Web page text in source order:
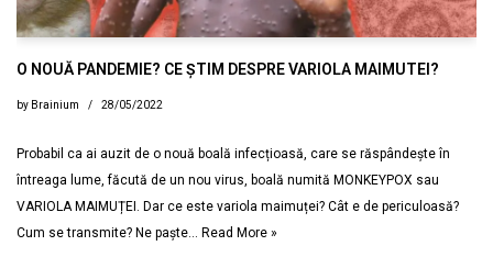
O NOUĂ PANDEMIE? CE ȘTIM DESPRE VARIOLA MAIMUTEI?
by Brainium 28/05/2022
Probabil ca ai auzit de o nouă boală infecțioasă, care se răspândește în
întreaga lume, făcută de un nou virus, boală numită MONKEYPOX sau
VARIOLA MAIMUȚEI. Dar ce este variola maimuței? Cât e de periculoasă?
Cum se transmite? Ne paște… Read More »